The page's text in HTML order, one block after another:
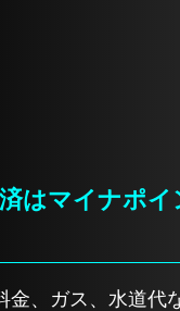
はマイナポ
金、ガス、水道代